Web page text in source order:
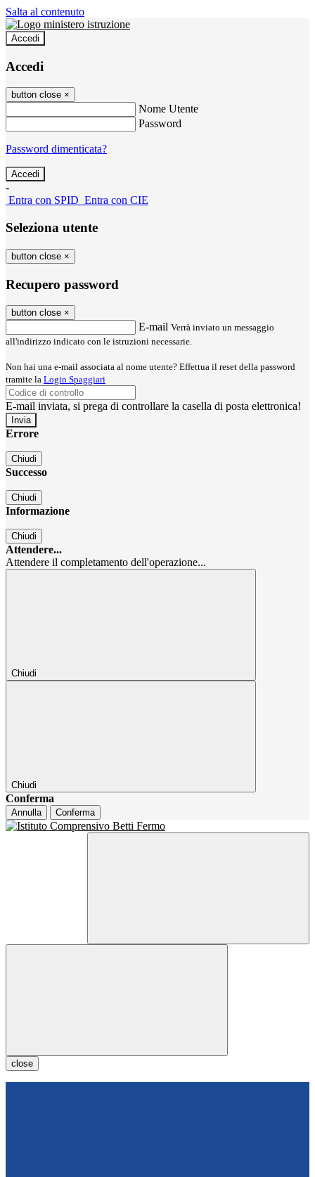
Salta al contenuto
Accedi
Accedi
button close ×
Nome Utente
Password
Password dimenticata?
-
Entra con SPID Entra con CIE
Seleziona utente
button close ×
Recupero password
button close ×
E-mail Verrà inviato un messaggio
all'indirizzo indicato con le istruzioni necessarie.
Non hai una e-mail associata al nome utente? Effettua il reset della password
tramite la Login Spaggiari
E-mail inviata, si prega di controllare la casella di posta elettronica!
Errore
Chiudi
Successo
Chiudi
Informazione
Chiudi
Attendere...
Attendere il completamento dell'operazione...
Chiudi
Chiudi
Conferma
Annulla Conferma
close